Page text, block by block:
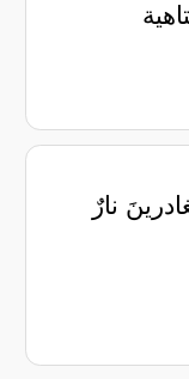
نارٌ